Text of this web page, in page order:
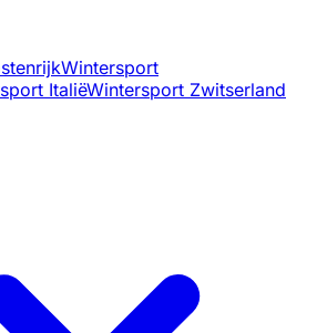
Wintersport
ItaliëWintersport Zwitserland